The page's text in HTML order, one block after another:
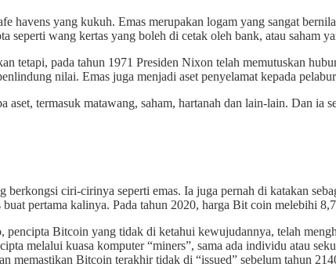
havens yang kukuh. Emas merupakan logam yang sangat
seperti wang kertas yang boleh di cetak oleh bank, atau saham
tetapi, pada tahun 1971 Presiden Nixon telah memutuskan
nilai. Emas juga menjadi aset penyelamat kepada
aset, termasuk matawang, saham, hartanah dan lain-lain. Dan ia
ciri-cirinya seperti emas. Ia juga pernah di katakan
pertama kalinya. Pada tahun 2020, harga Bit coin melebihi
pencipta Bitcoin yang tidak di ketahui kewujudannya, telah
melalui kuasa komputer “miners”, sama ada individu atau
memastikan Bitcoin terakhir tidak di “issued” sebelum tahun